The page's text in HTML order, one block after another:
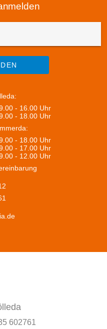
- 16.00 Uhr
- 18.00 Uhr
- 18.00 Uhr
- 17.00 Uhr
- 12.00 Uhr
602761